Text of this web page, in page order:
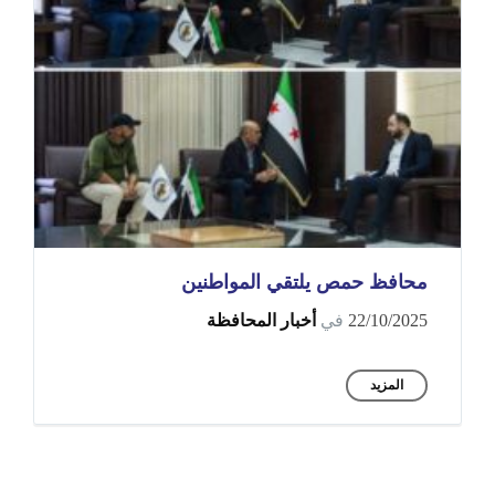
محافظ حمص يلتقي المواطنين
22/10/2025 في أخبار المحافظة
المزيد